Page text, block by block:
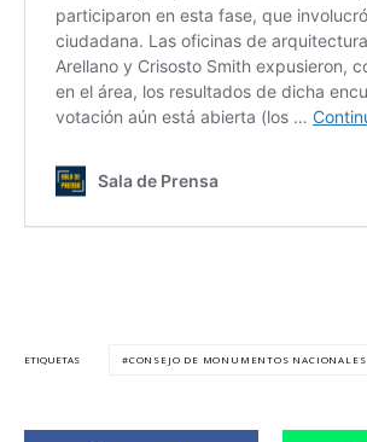
ETIQUETAS CONSEJO DE MONUMENTOS NACIONALES